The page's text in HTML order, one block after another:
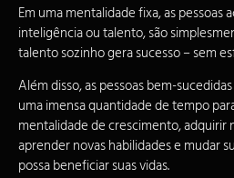
Em uma mentalidade fixa, as pessoas
inteligência ou talento, são
talento sozinho gera sucesso – sem
Além disso, as pessoas bem-
uma imensa quantidade de tempo
mentalidade de crescimento, adquirir
aprender novas habilidades e mudar
possa beneficiar suas vidas.